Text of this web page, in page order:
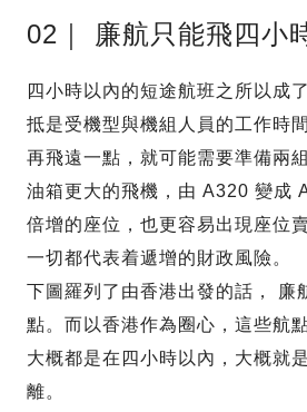
02｜ 廉航只能飛四小
四小時以內的短途航班之所以成
抵是受機型與機組人員的工作時
再飛遠一點，就可能需要準備兩
油箱更大的飛機，由 A320 變成
倍增的座位，也更容易出現座位
一切都代表着遞增的財政風險。
下圖羅列了由香港出發的話， 廉
點。而以香港作為圈心，這些航
大概都是在四小時以內，大概就
離。